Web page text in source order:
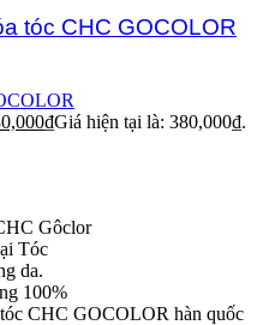
tóc CHC GOCOLOR
₫Giá hiện tại là: 380,000₫.
Gôclor
Tóc
da.
100%
CHC GOCOLOR hàn quốc